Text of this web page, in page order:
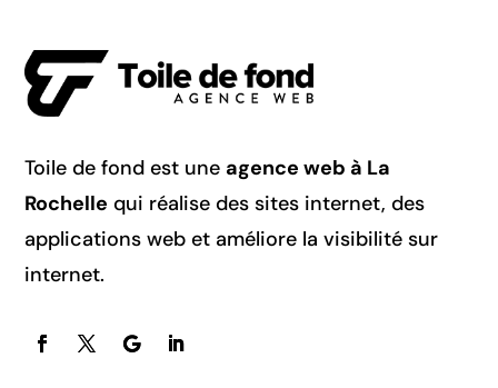
Toile de fond est une agence web à La
Rochelle qui réalise des sites internet, des
applications web et améliore la visibilité sur
internet.